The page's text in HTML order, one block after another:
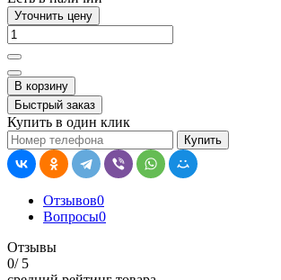
Уточнить цену
В корзину
Быстрый заказ
Купить в один клик
Купить
Отзывов0
Вопросы0
Отзывы
0/ 5